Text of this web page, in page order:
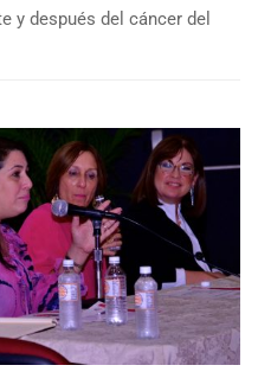
y después del cáncer del